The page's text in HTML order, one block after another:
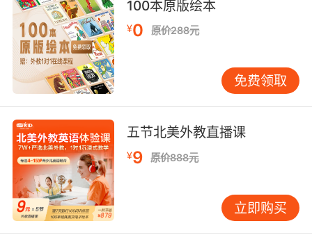
知和兴趣，线下老师能更直接地营造这种沉浸式
环境。当孩子进入小学中高年级，具备一定的学
习自觉性和基础后，引入线上课程作为口语强化
或专项拓展则会是不错的补充。 •性格与适应
性：观察孩子的性格特质。外向活泼、乐于表现
的孩子可能在线下课堂中更能释放能量；而性格
内向、需要更多安全感的孩子，有时在线上相对
私密、压力较小的环境中反而更愿意开口尝试。
选择让孩子感到更自在、参与度更高的环境至关
重要。 •学习目标与家庭规划：如果目标是系统
性地打好基础、培养学习习惯，线下课程的结构
性和稳定性可能更有优势。如果侧重于提升口语
流利度、接触国际视野，那么优质的线上外教课
100本原版绘本
¥0 原价288元
免费领取
五节北美外教直播课
¥9 原价888元
立即购买